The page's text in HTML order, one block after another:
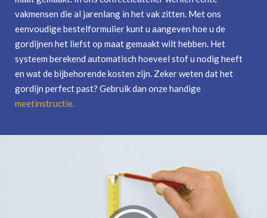
vakmensen die al jarenlang in het vak zitten. Met ons
eenvoudige bestelformulier kunt u aangeven hoe u de
gordijnen het liefst op maat gemaakt wilt hebben. Het
systeem berekend automatisch hoeveel stof u nodig heeft
en wat de bijbehorende kosten zijn. Zeker weten dat het
gordijn perfect past? Gebruik dan onze handige
meetinstructie.